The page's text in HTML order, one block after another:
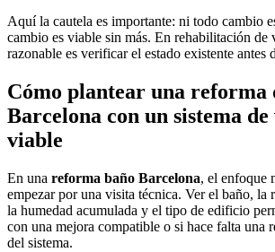
Aquí la cautela es importante: ni todo cambio
cambio es viable sin más. En rehabilitación de
razonable es verificar el estado existente antes
Cómo plantear una reforma
Barcelona con un sistema
viable
En una reforma baño Barcelona, el enfoque
empezar por una visita técnica. Ver el baño, la
la humedad acumulada y el tipo de edificio
con una mejora compatible o si hace falta una
del sistema.